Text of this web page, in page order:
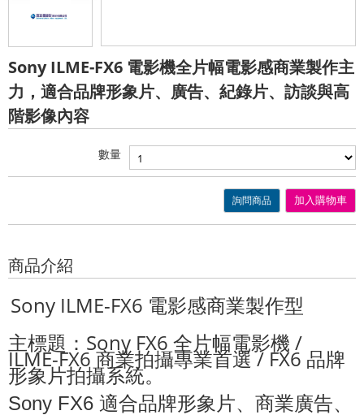
Sony ILME-FX6 電影機全片幅電影感商業製作主
力，適合品牌形象片、廣告、紀錄片、訪談與高
階影像內容
數量
詢問商品 加入購物車
商品介紹
Sony ILME-FX6 電影感商業製作型
主標題： Sony FX6 全片幅電影機 /
ILME-FX6商業拍攝專業首選/ FX6 品牌
形象片拍攝系統。
Sony FX6 適合品牌形象片、商業廣告、